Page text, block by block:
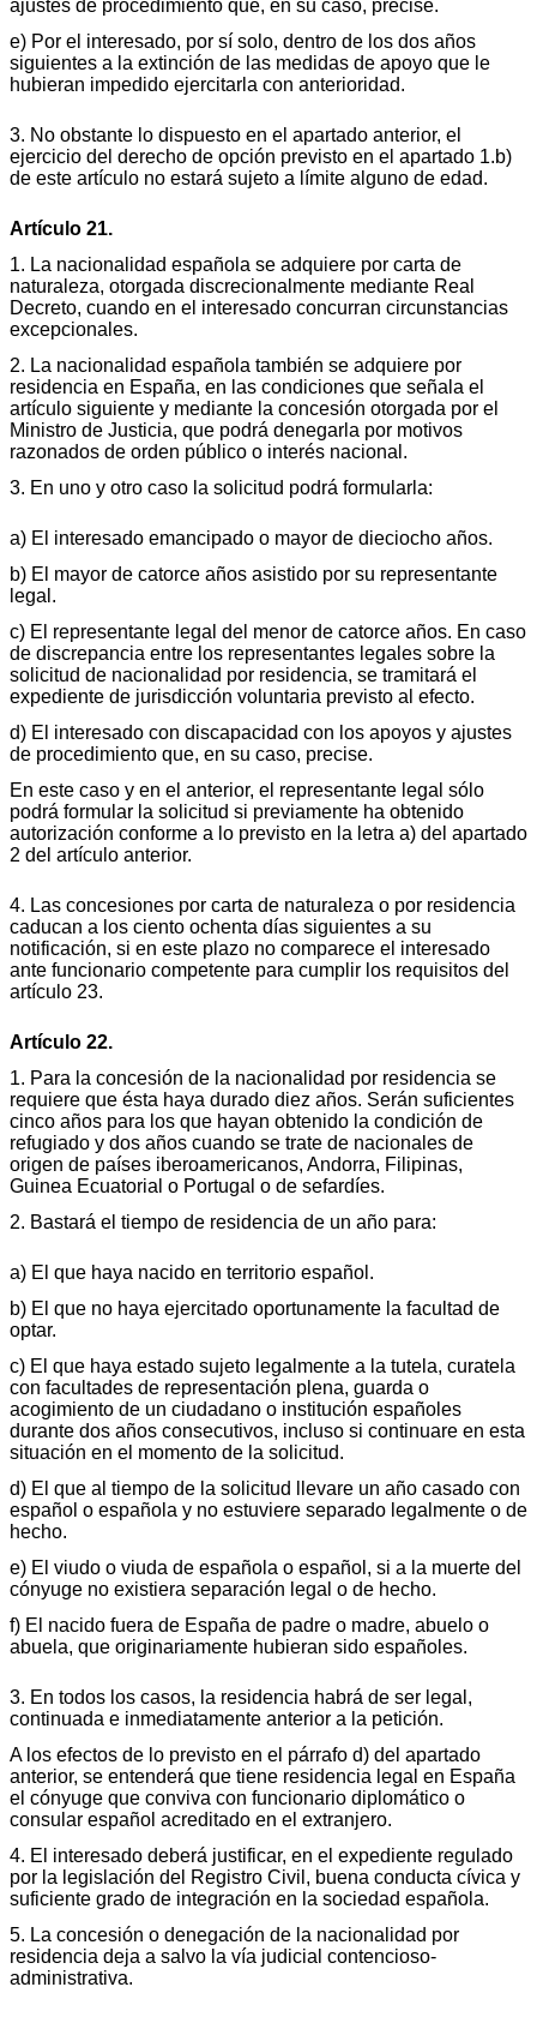
ajustes de procedimiento que, en su caso, precise.
e) Por el interesado, por sí solo, dentro de los dos años
siguientes a la extinción de las medidas de apoyo que le
hubieran impedido ejercitarla con anterioridad.
3. No obstante lo dispuesto en el apartado anterior, el
ejercicio del derecho de opción previsto en el apartado 1.b)
de este artículo no estará sujeto a límite alguno de edad.
Artículo 21.
1. La nacionalidad española se adquiere por carta de
naturaleza, otorgada discrecionalmente mediante Real
Decreto, cuando en el interesado concurran circunstancias
excepcionales.
2. La nacionalidad española también se adquiere por
residencia en España, en las condiciones que señala el
artículo siguiente y mediante la concesión otorgada por el
Ministro de Justicia, que podrá denegarla por motivos
razonados de orden público o interés nacional.
3. En uno y otro caso la solicitud podrá formularla:
a) El interesado emancipado o mayor de dieciocho años.
b) El mayor de catorce años asistido por su representante
legal.
c) El representante legal del menor de catorce años. En caso
de discrepancia entre los representantes legales sobre la
solicitud de nacionalidad por residencia, se tramitará el
expediente de jurisdicción voluntaria previsto al efecto.
d) El interesado con discapacidad con los apoyos y ajustes
de procedimiento que, en su caso, precise.
En este caso y en el anterior, el representante legal sólo
podrá formular la solicitud si previamente ha obtenido
autorización conforme a lo previsto en la letra a) del apartado
2 del artículo anterior.
4. Las concesiones por carta de naturaleza o por residencia
caducan a los ciento ochenta días siguientes a su
notificación, si en este plazo no comparece el interesado
ante funcionario competente para cumplir los requisitos del
artículo 23.
Artículo 22.
1. Para la concesión de la nacionalidad por residencia se
requiere que ésta haya durado diez años. Serán suficientes
cinco años para los que hayan obtenido la condición de
refugiado y dos años cuando se trate de nacionales de
origen de países iberoamericanos, Andorra, Filipinas,
Guinea Ecuatorial o Portugal o de sefardíes.
2. Bastará el tiempo de residencia de un año para:
a) El que haya nacido en territorio español.
b) El que no haya ejercitado oportunamente la facultad de
optar.
c) El que haya estado sujeto legalmente a la tutela, curatela
con facultades de representación plena, guarda o
acogimiento de un ciudadano o institución españoles
durante dos años consecutivos, incluso si continuare en esta
situación en el momento de la solicitud.
d) El que al tiempo de la solicitud llevare un año casado con
español o española y no estuviere separado legalmente o de
hecho.
e) El viudo o viuda de española o español, si a la muerte del
cónyuge no existiera separación legal o de hecho.
f) El nacido fuera de España de padre o madre, abuelo o
abuela, que originariamente hubieran sido españoles.
3. En todos los casos, la residencia habrá de ser legal,
continuada e inmediatamente anterior a la petición.
A los efectos de lo previsto en el párrafo d) del apartado
anterior, se entenderá que tiene residencia legal en España
el cónyuge que conviva con funcionario diplomático o
consular español acreditado en el extranjero.
4. El interesado deberá justificar, en el expediente regulado
por la legislación del Registro Civil, buena conducta cívica y
suficiente grado de integración en la sociedad española.
5. La concesión o denegación de la nacionalidad por
residencia deja a salvo la vía judicial contencioso-
administrativa.